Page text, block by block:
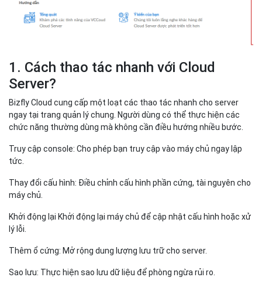
1. Cách thao tác nhanh với Cloud
Server?
Bizfly Cloud cung cấp một loạt các thao tác nhanh cho server
ngay tại trang quản lý chung. Người dùng có thể thực hiện các
chức năng thường dùng mà không cần điều hướng nhiều bước.
Truy cập console: Cho phép bạn truy cập vào máy chủ ngay lập
tức.
Thay đổi cấu hình: Điều chỉnh cấu hình phần cứng, tài nguyên cho
máy chủ.
Khởi động lại Khởi động lại máy chủ để cập nhật cấu hình hoặc xử
lý lỗi.
Thêm ổ cứng: Mở rộng dung lượng lưu trữ cho server.
Sao lưu: Thực hiện sao lưu dữ liệu để phòng ngừa rủi ro.